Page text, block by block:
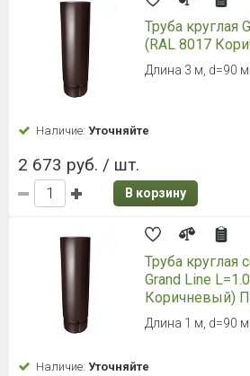
Труба круглая
(RAL 8017
Длина 3 м, d=90
Наличие: Уточняйте
2 673 руб. / шт.
В корзину
Труба круглая
Grand Line
Коричневый)
Длина 1 м, d=90
Наличие: Уточняйте